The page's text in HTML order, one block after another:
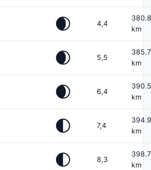
🌒 4,4
km
🌒 5,5
km
🌒 6,4
km
🌓 7,4
km
🌓 8,3
km